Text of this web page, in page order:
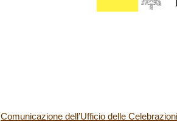
Comunicazione dell’Ufficio delle